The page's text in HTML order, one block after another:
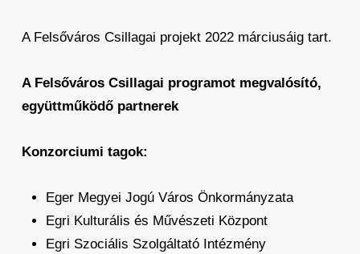
A Felsőváros Csillagai projekt 2022 márciusáig tart.
A Felsőváros Csillagai programot megvalósító,
együttműködő partnerek
Konzorciumi tagok:
Eger Megyei Jogú Város Önkormányzata
Egri Kulturális és Művészeti Központ
Egri Szociális Szolgáltató Intézmény